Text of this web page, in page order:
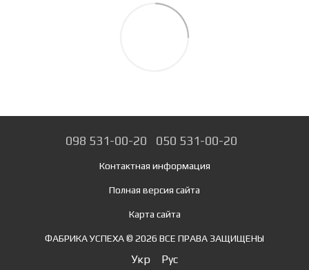
098 531-00-20 050 531-00-20
Контактная информация
Полная версия сайта
Карта сайта
ФАБРИКА УСПЕХА © 2026 ВСЕ ПРАВА ЗАЩИЩЕНЫ
Укр Рус